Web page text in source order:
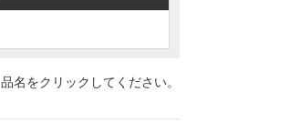
品名をクリックしてください。